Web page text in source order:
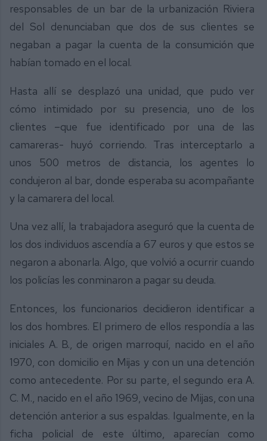
responsables de un bar de la urbanización Riviera
del Sol denunciaban que dos de sus clientes se
negaban a pagar la cuenta de la consumición que
habían tomado en el local.
Hasta allí se desplazó una unidad, que pudo ver
cómo intimidado por su presencia, uno de los
clientes –que fue identificado por una de las
camareras- huyó corriendo. Tras interceptarlo a
unos 500 metros de distancia, los agentes lo
condujeron al bar, donde esperaba su acompañante
y la camarera del local.
Una vez allí, la trabajadora aseguró que la cuenta de
los dos individuos ascendía a 67 euros y que estos se
negaron a abonarla. Algo, que volvió a ocurrir cuando
los policías les conminaron a pagar su deuda.
Entonces, los funcionarios decidieron identificar a
los dos hombres. El primero de ellos respondía a las
iniciales A. B., de origen marroquí, nacido en el año
1970, con domicilio en Mijas y con un una detención
como antecedente. Por su parte, el segundo era A.
C. M., nacido en el año 1969, vecino de Mijas, con una
detención anterior a sus espaldas. Igualmente, en la
ficha policial de este último, aparecían como